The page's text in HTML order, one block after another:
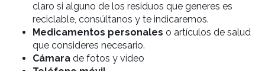
claro si alguno de los residuos que generes es
reciclable, consúltanos y te indicaremos.
Medicamentos personales o artículos de salud
que consideres necesario.
Cámara de fotos y vídeo